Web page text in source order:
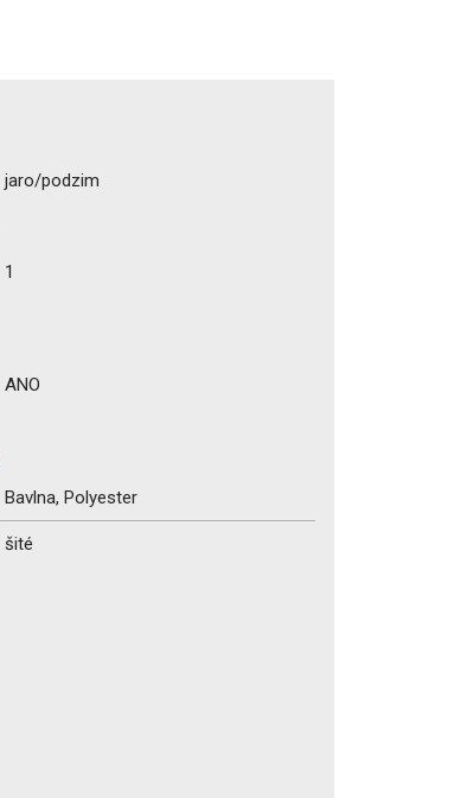
jaro/podzim
1
ANO
Bavlna, Polyester
šité